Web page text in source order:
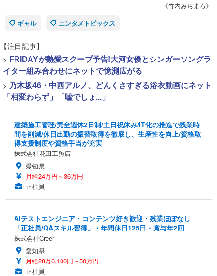
《竹内みちまろ》
ギャル
エンタメトピックス
【注目記事】
> FRIDAYが熱愛スクープ予告!大河女優とシンガーソングラ
イター組み合わせにネットで憶測広がる
> 乃木坂46・中西アルノ、どんくさすぎる浴衣動画にネット
「相変わらず」「嘘でしょ...」
建築施工管理/完全週休2日制/土日祝休み/IT化の推進で残業時
間を削減/休日出勤の振替取得を徹底し、生産性を向上/資格取
得支援制度や資格手当が充実
株式会社花田工務店
愛知県
月給24万円～36万円
正社員
AIテストエンジニア・コンテンツ好き歓迎・残業ほぼなし
「正社員/QAスキル習得」・年間休日125日・賞与年2回
株式会社Creer
愛知県
月給28万6,100円～50万円
正社員